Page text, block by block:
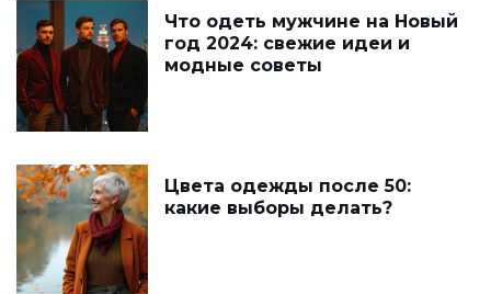
Что одеть мужчине на Новый
год 2024: свежие идеи и
модные советы
Цвета одежды после 50:
какие выборы делать?